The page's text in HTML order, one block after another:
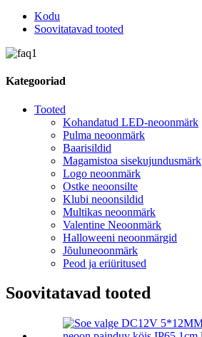
Kodu
Soovitatavad tooted
Kategooriad
Tooted
Kohandatud LED-neoonmärk
Pulma neoonmärk
Baarisildid
Magamistoa sisekujundusmärk
Logo neoonmärk
Ostke neoonsilte
Klubi neoonsildid
Multikas neoonmärk
Valentine Neoonmärk
Halloweeni neoonmärgid
Jõuluneoonmärk
Peod ja eriüritused
Soovitatavad tooted